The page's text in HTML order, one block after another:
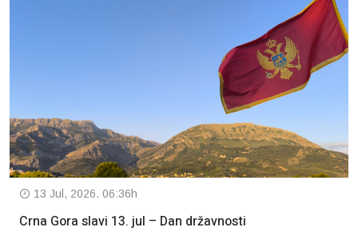
13 Jul, 2026. 06:36h
Crna Gora slavi 13. jul – Dan državnosti